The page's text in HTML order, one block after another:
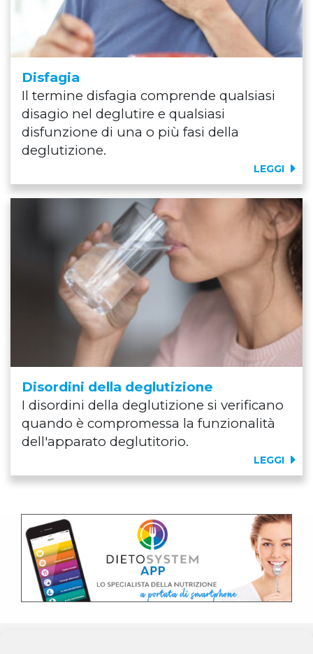
Disfagia
Il termine disfagia comprende qualsiasi
disagio nel deglutire e qualsiasi
disfunzione di una o più fasi della
deglutizione.
LEGGI
Disordini della deglutizione
I disordini della deglutizione si verificano
quando è compromessa la funzionalità
dell'apparato deglutitorio.
LEGGI